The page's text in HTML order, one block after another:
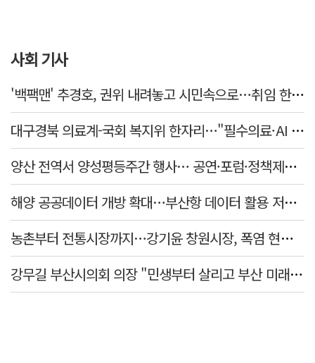
사회 기사
'백팩맨' 추경호, 권위 내려놓고 시민속으로…취임 한 달 '현장' 행보 눈길
대구경북 의료계-국회 복지위 한자리…"필수의료·AI 바이오 협력 강화"
양산 전역서 양성평등주간 행사… 공연·포럼·정책제안 잇따라
해양 공공데이터 개방 확대…부산항 데이터 활용 저변 넓힌다
농촌부터 전통시장까지…강기윤 창원시장, 폭염 현장 누볐다
강무길 부산시의회 의장 "민생부터 살리고 부산 미래 준비하겠다"